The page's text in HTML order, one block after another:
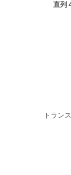
直列
トラン